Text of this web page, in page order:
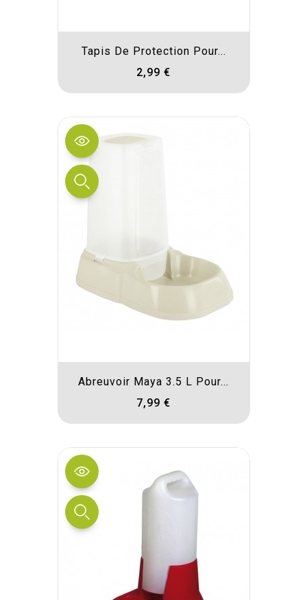
Tapis De Protection Pour...
2,99 €
Abreuvoir Maya 3.5 L Pour...
7,99 €